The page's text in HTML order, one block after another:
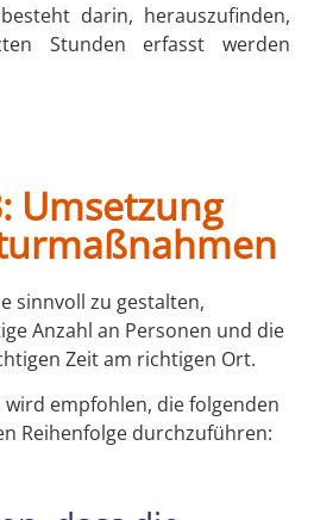
darin, herauszufinden,
Stunden erfasst werden
Umsetzung
sinnvoll zu gestalten,
Anzahl an Personen und die
Zeit am richtigen Ort.
empfohlen, die folgenden
Reihenfolge durchzuführen: